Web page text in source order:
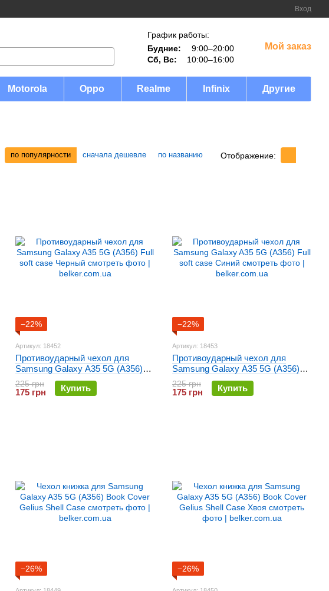
Вход
График работы:
Будние:
9:00–20:00
Сб, Вс:
10:00–16:00
Мой заказ
Motorola Oppo Realme Infinix Другие
по популярности сначала дешевле по названию Отображение:
−22%
Артикул: 18452
Противоударный чехол для
Samsung Galaxy A35 5G (A356)
Full soft case Черный
225 грн
175 грн Купить
−22%
Артикул: 18453
Противоударный чехол для
Samsung Galaxy A35 5G (A356)
Full soft case Синий
225 грн
175 грн Купить
−26% −26%